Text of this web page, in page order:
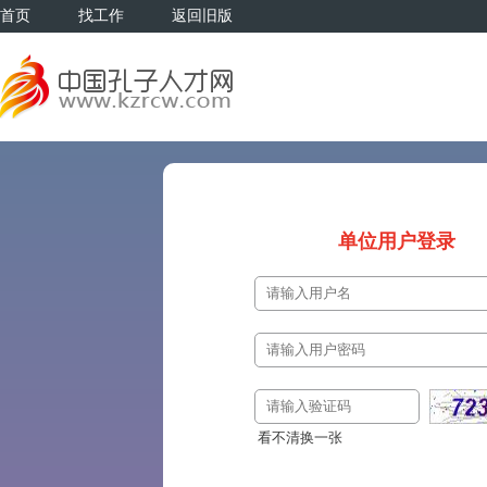
首页 找工作 返回旧版
单位用户登录
看不清换一张